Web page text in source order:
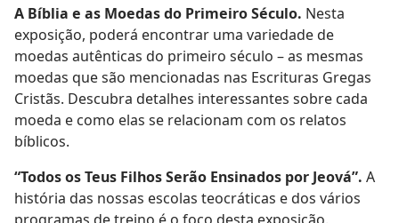
A Bíblia e as Moedas do Primeiro Século. Nesta
exposição, poderá encontrar uma variedade de
moedas autênticas do primeiro século – as mesmas
moedas que são mencionadas nas Escrituras Gregas
Cristãs. Descubra detalhes interessantes sobre cada
moeda e como elas se relacionam com os relatos
bíblicos.
“Todos os Teus Filhos Serão Ensinados por Jeová”. A
história das nossas escolas teocráticas e dos vários